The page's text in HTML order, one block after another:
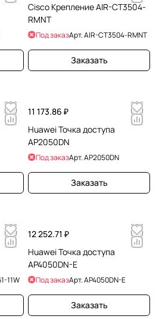
Cisco Крепление AIR-CT3504-
RMNT
Под заказАрт.AIR-CT3504-RMNT
Заказать
11 173.86 ₽
Huawei Точка доступа
AP2050DN
Под заказАрт.AP2050DN
Заказать
11W
12 252.71 ₽
Huawei Точка доступа
AP4050DN-E
Под заказАрт.AP4050DN-E
Заказать